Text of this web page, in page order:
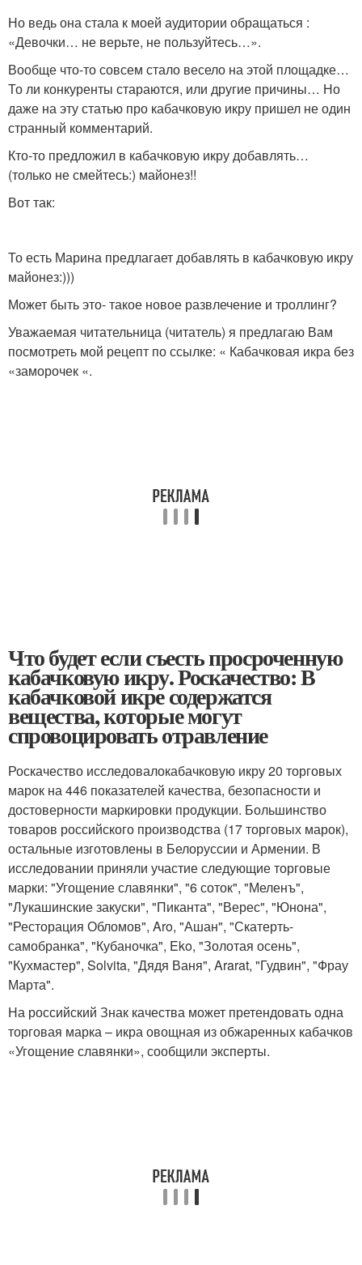
Но ведь она стала к моей аудитории обращаться :
«Девочки… не верьте, не пользуйтесь…».
Вообще что-то совсем стало весело на этой площадке…
То ли конкуренты стараются, или другие причины… Но
даже на эту статью про кабачковую икру пришел не один
странный комментарий.
Кто-то предложил в кабачковую икру добавлять…
(только не смейтесь:) майонез!!
Вот так:
То есть Марина предлагает добавлять в кабачковую икру
майонез:)))
Может быть это- такое новое развлечение и троллинг?
Уважаемая читательница (читатель) я предлагаю Вам
посмотреть мой рецепт по ссылке: « Кабачковая икра без
«заморочек «.
Что будет если съесть просроченную
кабачковую икру. Роскачество: В
кабачковой икре содержатся
вещества, которые могут
спровоцировать отравление
Роскачество исследовалокабачковую икру 20 торговых
марок на 446 показателей качества, безопасности и
достоверности маркировки продукции. Большинство
товаров российского производства (17 торговых марок),
остальные изготовлены в Белоруссии и Армении. В
исследовании приняли участие следующие торговые
марки: "Угощение славянки", "6 соток", "Меленъ",
"Лукашинские закуски", "Пиканта", "Верес", "Юнона",
"Ресторация Обломов", Aro, "Ашан", "Скатерть-
самобранка", "Кубаночка", Eko, "Золотая осень",
"Кухмастер", Solvita, "Дядя Ваня", Ararat, "Гудвин", "Фрау
Марта".
На российский Знак качества может претендовать одна
торговая марка – икра овощная из обжаренных кабачков
«Угощение славянки», сообщили эксперты.